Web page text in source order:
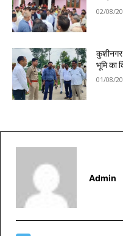
02/08/
भूमि का
01/08/
Admin